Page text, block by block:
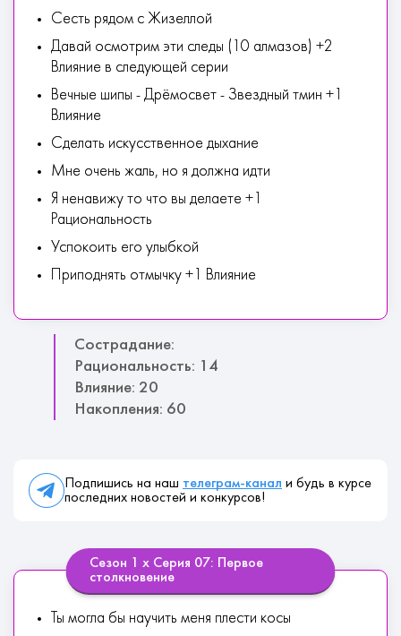
Сесть рядом с Жизеллой
Давай осмотрим эти следы (10 алмазов) +2
Влияние в следующей серии
Вечные шипы - Дрёмосвет - Звездный тмин +1
Влияние
Сделать искусственное дыхание
Мне очень жаль, но я должна идти
Я ненавижу то что вы делаете +1
Рациональность
Успокоить его улыбкой
Приподнять отмычку +1 Влияние
Сострадание:
Рациональность: 14
Влияние: 20
Накопления: 60
Подпишись на наш телеграм-канал и будь в курсе
последних новостей и конкурсов!
Сезон 1 х Серия 07: Первое
столкновение
Ты могла бы научить меня плести косы